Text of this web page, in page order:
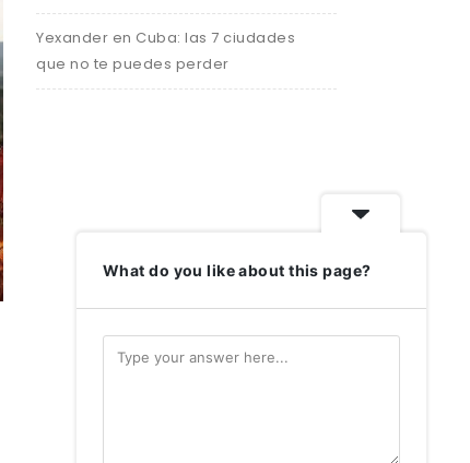
Yexander en Cuba: las 7 ciudades
que no te puedes perder
What do you like about this page?